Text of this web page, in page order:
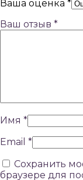
Ваша оценка *
Ваш отзыв *
Имя *
Email *
Сохранить
браузере для